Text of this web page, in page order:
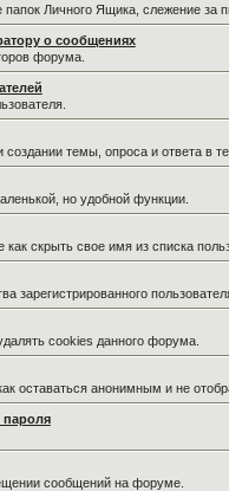
Личного Ящика, слежение
о сообщениях
форума.
темы, опроса и ответа в
но удобной функции.
как скрыть свое имя из списка
зарегистрированного
cookies данного форума.
оставаться анонимным и не
пароля
сообщений на форуме.